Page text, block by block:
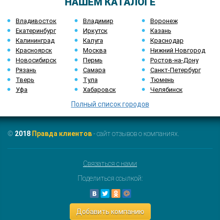
Владивосток Владимир
Воронеж
Екатеринбург
Иркутск
Казань
Калининград
Калуга
Краснодар
Красноярск
Москва
Нижний Новгород
Новосибирск
Пермь
Ростов-на-Дону
Рязань
Самара
Санкт-Петербург
Тверь
Тула
Тюмень
Уфа
Хабаровск Челябинск
Полный список городов
© 2018 Правда клиентов- сайт отзывов о компаниях.
Связаться с нами
Поделиться ссылкой:
Добавить компанию